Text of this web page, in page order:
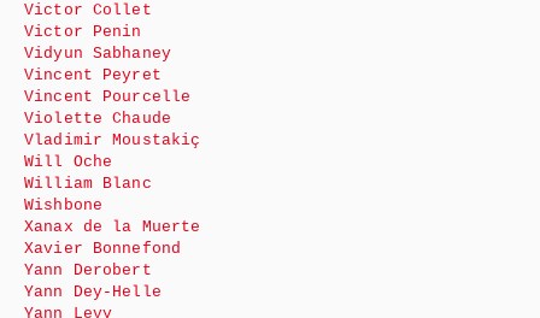
Victor Collet
Victor Penin
Vidyun Sabhaney
Vincent Peyret
Vincent Pourcelle
Violette Chaude
Vladimir Moustakiç
Will Oche
William Blanc
Wishbone
Xanax de la Muerte
Xavier Bonnefond
Yann Derobert
Yann Dey-Helle
Yann Levy